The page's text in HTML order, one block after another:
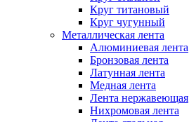
Круг титановый
Круг чугунный
Металлическая лента
Алюминиевая лента
Бронзовая лента
Латунная лента
Медная лента
Лента нержавеющая
Нихромовая лента